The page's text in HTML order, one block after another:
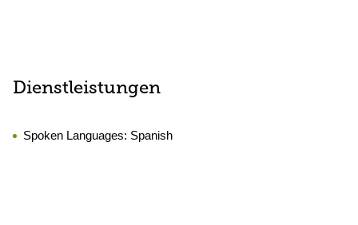
Dienstleistungen
Spoken Languages: Spanish